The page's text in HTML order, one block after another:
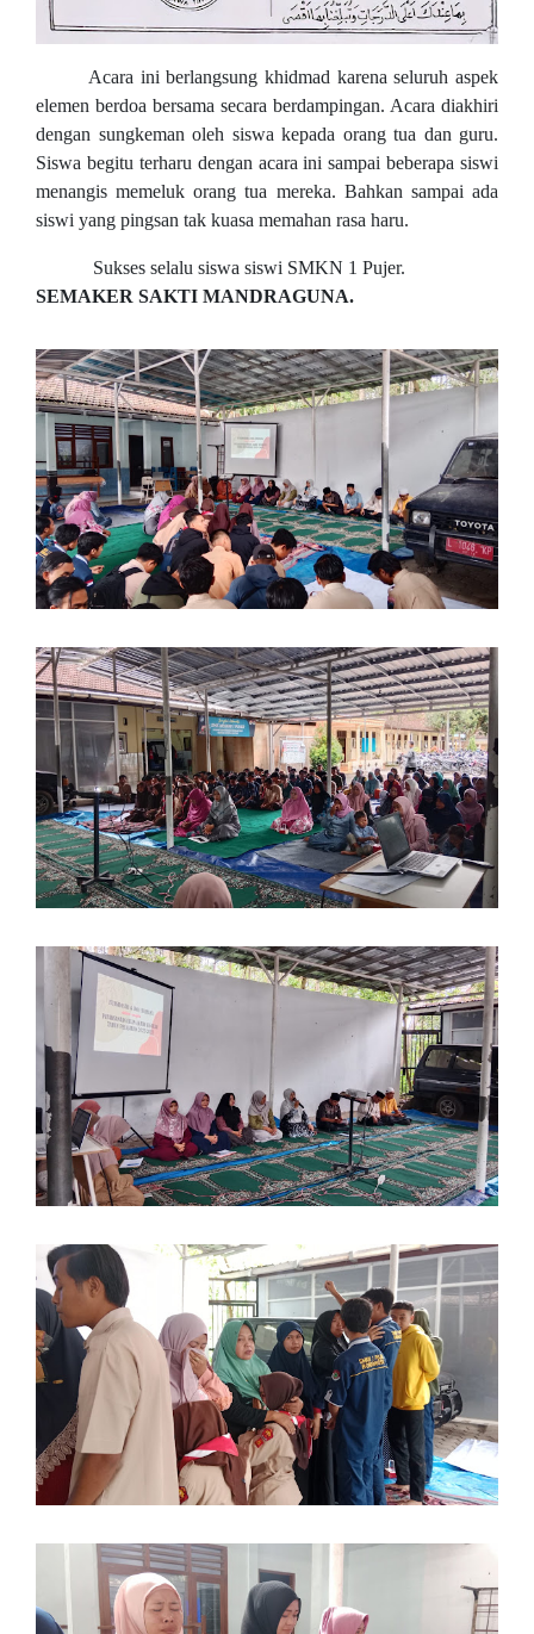
Acara ini berlangsung khidmad karena seluruh aspek
elemen berdoa bersama secara berdampingan. Acara diakhiri
dengan sungkeman oleh siswa kepada orang tua dan guru.
Siswa begitu terharu dengan acara ini sampai beberapa siswi
menangis memeluk orang tua mereka. Bahkan sampai ada
siswi yang pingsan tak kuasa memahan rasa haru.
Sukses selalu siswa siswi SMKN 1 Pujer.
SEMAKER SAKTI MANDRAGUNA.